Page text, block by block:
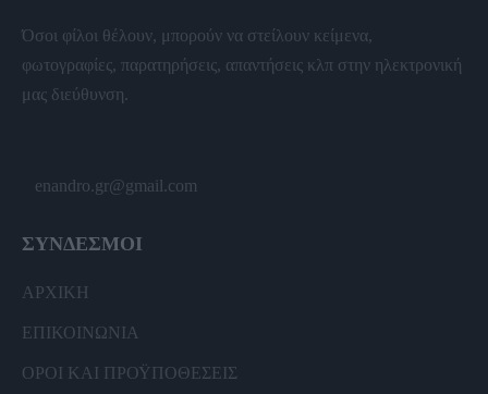
Όσοι φίλοι θέλουν, μπορούν να στείλουν κείμενα,
φωτογραφίες, παρατηρήσεις, απαντήσεις κλπ στην ηλεκτρονική
μας διεύθυνση.
enandro.gr@gmail.com
ΣΥΝΔΕΣΜΟΙ
ΑΡΧΙΚΗ
ΕΠΙΚΟΙΝΩΝΙΑ
ΟΡΟΙ ΚΑΙ ΠΡΟΫΠΟΘΕΣΕΙΣ